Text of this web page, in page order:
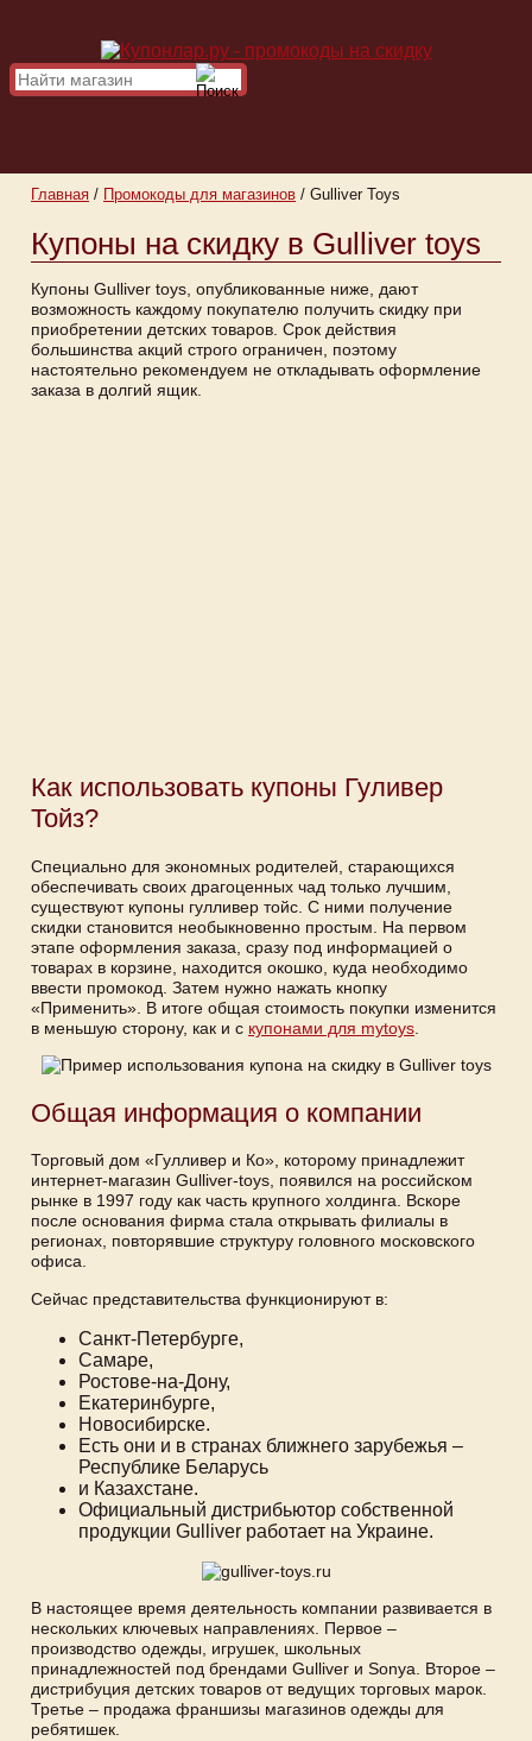
Главная / Промокоды для магазинов / Gulliver Toys
Купоны на скидку в Gulliver toys
Купоны Gulliver toys, опубликованные ниже, дают
возможность каждому покупателю получить скидку при
приобретении детских товаров. Срок действия
большинства акций строго ограничен, поэтому
настоятельно рекомендуем не откладывать оформление
заказа в долгий ящик.
Как использовать купоны Гуливер
Тойз?
Специально для экономных родителей, старающихся
обеспечивать своих драгоценных чад только лучшим,
существуют купоны гулливер тойс. С ними получение
скидки становится необыкновенно простым. На первом
этапе оформления заказа, сразу под информацией о
товарах в корзине, находится окошко, куда необходимо
ввести промокод. Затем нужно нажать кнопку
«Применить». В итоге общая стоимость покупки изменится
в меньшую сторону, как и с купонами для mytoys
Общая информация о компании
Торговый дом «Гулливер и Ко», которому принадлежит
интернет-магазин Gulliver-toys, появился на российском
рынке в 1997 году как часть крупного холдинга. Вскоре
после основания фирма стала открывать филиалы в
регионах, повторявшие структуру головного московского
офиса.
Сейчас представительства функционируют в:
Санкт-Петербурге,
Самаре,
Ростове-на-Дону,
Екатеринбурге,
Новосибирске.
Есть они и в странах ближнего зарубежья –
Республике Беларусь
и Казахстане.
Официальный дистрибьютор собственной
продукции Gulliver работает на Украине.
В настоящее время деятельность компании развивается в
нескольких ключевых направлениях. Первое –
производство одежды, игрушек, школьных
принадлежностей под брендами Gulliver и Sonya. Второе –
дистрибуция детских товаров от ведущих торговых марок.
Третье – продажа франшизы магазинов одежды для
ребятишек.